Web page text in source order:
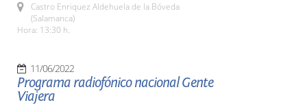
Castro Enriquez Aldehuela de la Bóveda
(Salamanca)
Hora: 13:30 h.
11/06/2022
Programa radiofónico nacional Gente
Viajera